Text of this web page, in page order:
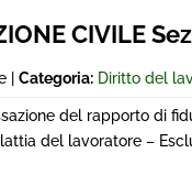
CIVILE
| Categoria: Diritto del
del rapporto di
del lavoratore –